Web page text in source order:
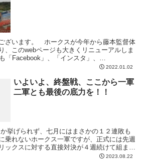
ざいます。 ホークスが今年から藤本監督体
、このwebページも大きくリニューアルしま
「Facebook」、「インスタ」、
2022.01.02
いよいよ、終盤戦、ここから一軍
二軍とも最後の底力を！！
挙げられず、七月にはまさかの１２連敗も
乗れないホークス一軍ですが、正式には先週
ックスに対する直接対決が４週続けて組まれ
りと底力を発揮してもらってまずは...2023.08.22